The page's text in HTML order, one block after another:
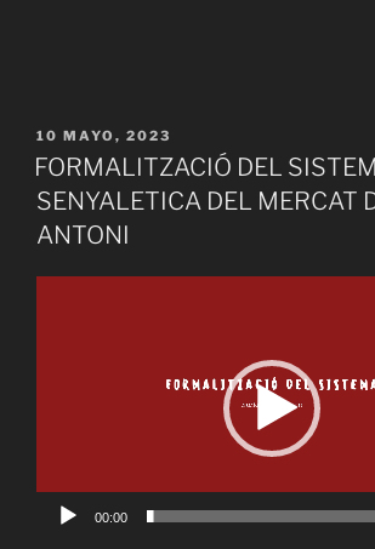
PUBLICADO
EL
10 MAYO, 2023
FORMALITZACIÓ DEL
SENYALETICA DEL MERCAT
ANTONI
00:00